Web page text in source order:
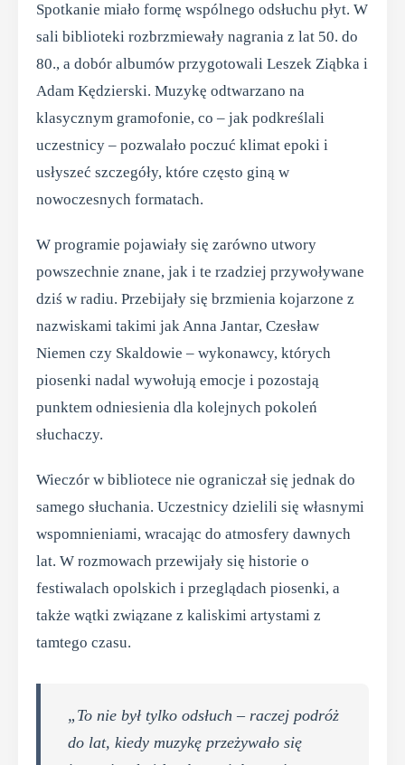
Spotkanie miało formę wspólnego odsłuchu płyt. W
sali biblioteki rozbrzmiewały nagrania z lat 50. do
80., a dobór albumów przygotowali Leszek Ziąbka i
Adam Kędzierski. Muzykę odtwarzano na
klasycznym gramofonie, co – jak podkreślali
uczestnicy – pozwalało poczuć klimat epoki i
usłyszeć szczegóły, które często giną w
nowoczesnych formatach.
W programie pojawiały się zarówno utwory
powszechnie znane, jak i te rzadziej przywoływane
dziś w radiu. Przebijały się brzmienia kojarzone z
nazwiskami takimi jak Anna Jantar, Czesław
Niemen czy Skaldowie – wykonawcy, których
piosenki nadal wywołują emocje i pozostają
punktem odniesienia dla kolejnych pokoleń
słuchaczy.
Wieczór w bibliotece nie ograniczał się jednak do
samego słuchania. Uczestnicy dzielili się własnymi
wspomnieniami, wracając do atmosfery dawnych
lat. W rozmowach przewijały się historie o
festiwalach opolskich i przeglądach piosenki, a
także wątki związane z kaliskimi artystami z
tamtego czasu.
„To nie był tylko odsłuch – raczej podróż
do lat, kiedy muzykę przeżywało się